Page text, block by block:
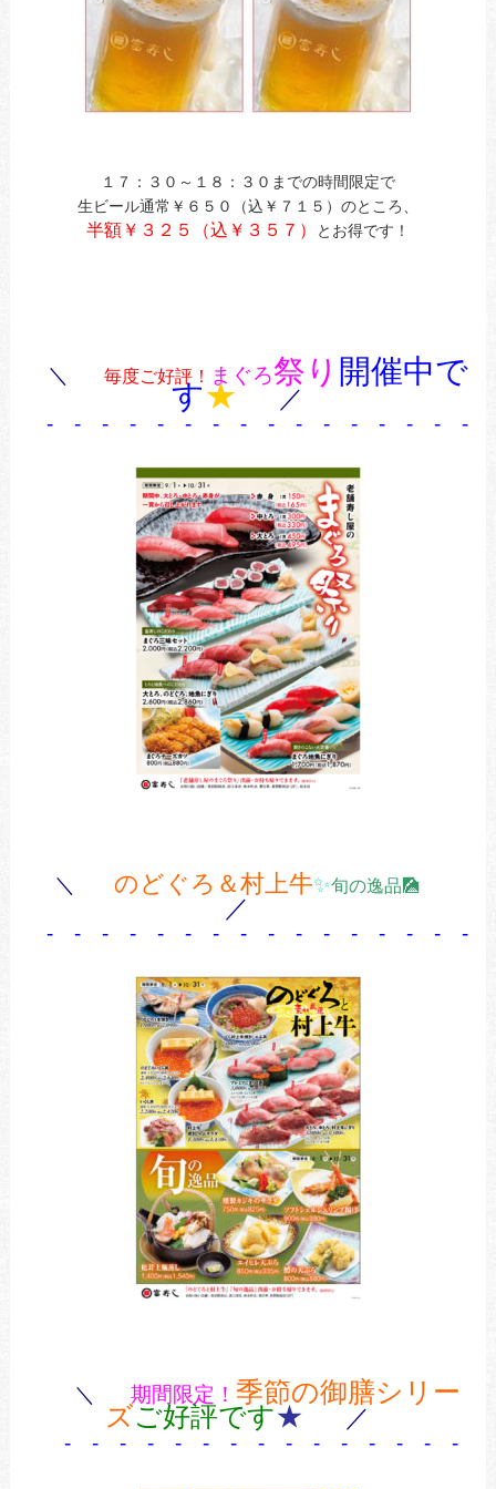
１７：３０～１８：３０までの時間限定で
生ビール通常￥６５０（込￥７１５）のところ、
半額￥３２５（込￥３５７） とお得です！
＼ 毎度ご好評！ まぐろ祭り 開催中で
す★ ／
- - - - - - - - - - - - - - - -
＼ のどぐろ＆村上牛✨旬の逸品🎑
／
- - - - - - - - - - - - - - - -
＼ 期間限定！ 季節の御膳シリー
ズご好評です★ ／
- - - - - - - - - - - - - - - -